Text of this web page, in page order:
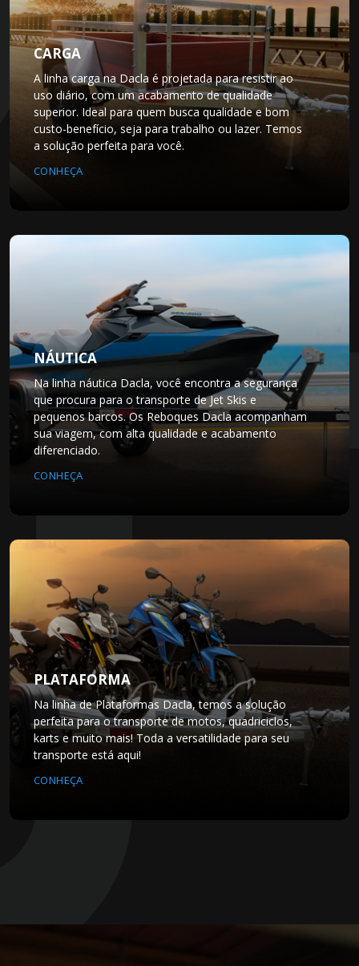
CARGA
A linha carga na Dacla é projetada para resistir ao
uso diário, com um acabamento de qualidade
superior. Ideal para quem busca qualidade e bom
custo-benefício, seja para trabalho ou lazer. Temos
a solução perfeita para você.
CONHEÇA
NÁUTICA
Na linha náutica Dacla, você encontra a segurança
que procura para o transporte de Jet Skis e
pequenos barcos. Os Reboques Dacla acompanham
sua viagem, com alta qualidade e acabamento
diferenciado.
CONHEÇA
PLATAFORMA
Na linha de Plataformas Dacla, temos a solução
perfeita para o transporte de motos, quadriciclos,
karts e muito mais! Toda a versatilidade para seu
transporte está aqui!
CONHEÇA